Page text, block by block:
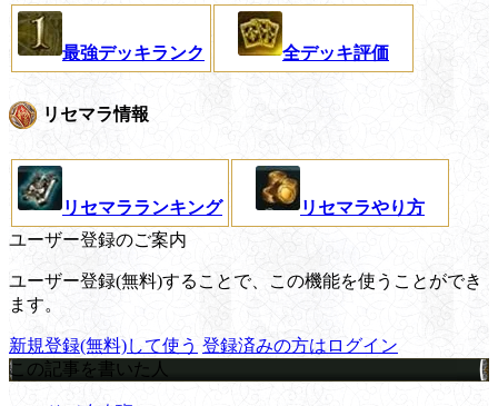
最強デッキランク 全デッキ評価
リセマラ情報
リセマラランキング
リセマラやり方
ユーザー登録のご案内
ユーザー登録(無料)することで、この機能を使うことができ
ます。
新規登録(無料)して使う 登録済みの方はログイン
この記事を書いた人